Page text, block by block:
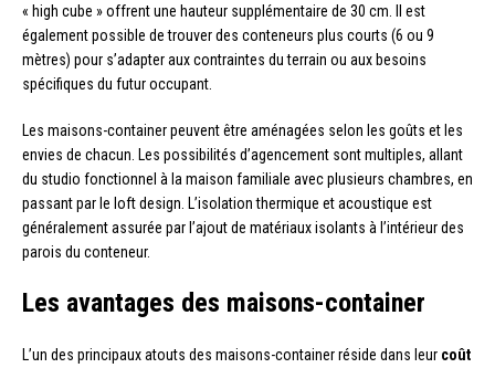
« high cube » offrent une hauteur supplémentaire de 30 cm. Il est
également possible de trouver des conteneurs plus courts (6 ou 9
mètres) pour s’adapter aux contraintes du terrain ou aux besoins
spécifiques du futur occupant.
Les maisons-container peuvent être aménagées selon les goûts et les
envies de chacun. Les possibilités d’agencement sont multiples, allant
du studio fonctionnel à la maison familiale avec plusieurs chambres, en
passant par le loft design. L’isolation thermique et acoustique est
généralement assurée par l’ajout de matériaux isolants à l’intérieur des
parois du conteneur.
Les avantages des maisons-container
L’un des principaux atouts des maisons-container réside dans leur coût